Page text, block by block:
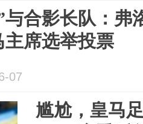
与合影长队：弗
席选举投票
07
尴尬，皇马